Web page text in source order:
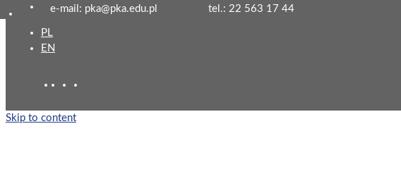
e-mail: pka@pka.edu.pl tel.: 22 563 17 44
PL
EN
Skip to content